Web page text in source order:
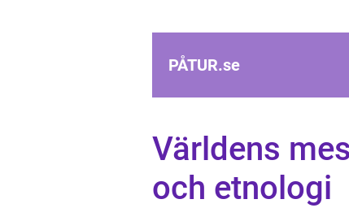
PÅTUR.se
Världens
och etnologi